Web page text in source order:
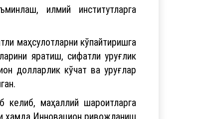
маҳсулотларни кўпайтиришга
яратиш, сифатли уруғлик
долларлик кўчат ва уруғлар
маҳаллий шароитларга
ҳамда Инновацион ривожланиш
ташкил этиш вазифаси